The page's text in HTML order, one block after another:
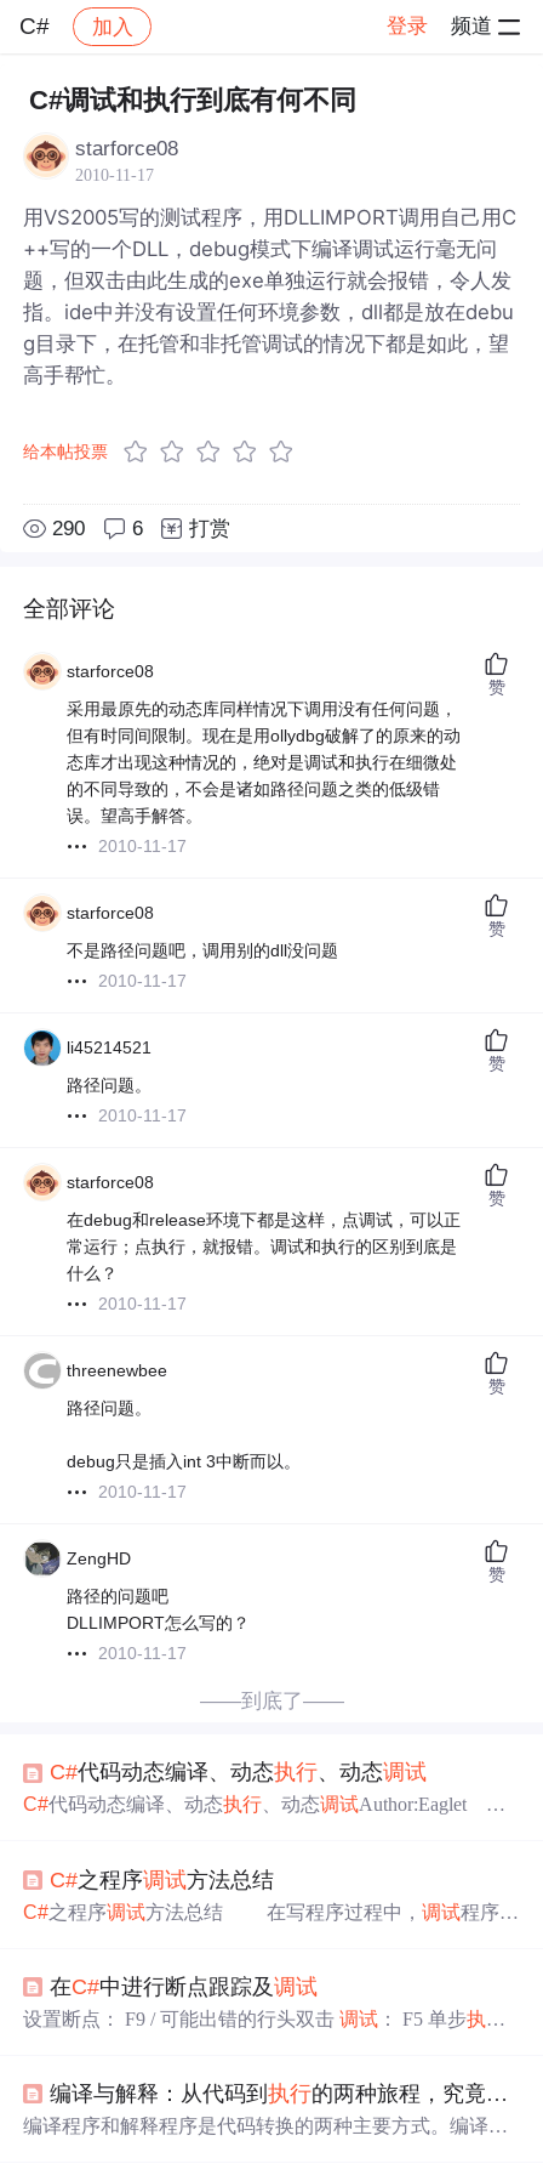
C# 加入 登录 频道
社区 C# 帖子详情
C#调试和执行到底有何不同
starforce08
2010-11-17
用VS2005写的测试程序，用DLLIMPORT调用自己用C
++写的一个DLL，debug模式下编译调试运行毫无问
题，但双击由此生成的exe单独运行就会报错，令人发
指。ide中并没有设置任何环境参数，dll都是放在debu
g目录下，在托管和非托管调试的情况下都是如此，望
高手帮忙。
给本帖投票
290 6 打赏
全部评论
starforce08
采用最原先的动态库同样情况下调用没有任何问题，
但有时同间限制。现在是用ollydbg破解了的原来的动
态库才出现这种情况的，绝对是调试和执行在细微处
的不同导致的，不会是诸如路径问题之类的低级错
误。望高手解答。
2010-11-17
赞
starforce08
不是路径问题吧，调用别的dll没问题
2010-11-17
赞
li45214521
路径问题。
2010-11-17
赞
starforce08
在debug和release环境下都是这样，点调试，可以正
常运行；点执行，就报错。调试和执行的区别到底是
什么？
2010-11-17
赞
threenewbee
路径问题。
debug只是插入int 3中断而以。
2010-11-17
赞
ZengHD
路径的问题吧
DLLIMPORT怎么写的？
2010-11-17
赞
——到底了——
C#代码动态编译、动态执行、动态调试
C#代码动态编译、动态执行 、动态调试Author:Eaglet 前
单，并增加了对动态代码调试
次的支持，代码改动自动重新编译，代码引用文件的自动
C#之程序调试方法总结
C#之程序调试方法总结 在写程序过程中，调试程序是
后会自动中断。设置断点的方法又两种： ①单击需要
设置断点的行，然后直接按键盘上的F9键； ②直接用
条件 指的是一个布尔类型的表达式，如果满足条件则触
发断点； 命中次数 如果满足设置的指定次数，则出发断
点； 筛选器 用于限制
在C#中进行断点跟踪及调试
设置断点： F9 / 可能出错的行头双击调试 ： F5 单步执行
编译与解释：从代码到执行的两种旅程，究竟有何
编译程序和解释程序是代码转换的两种主要方式。编译器